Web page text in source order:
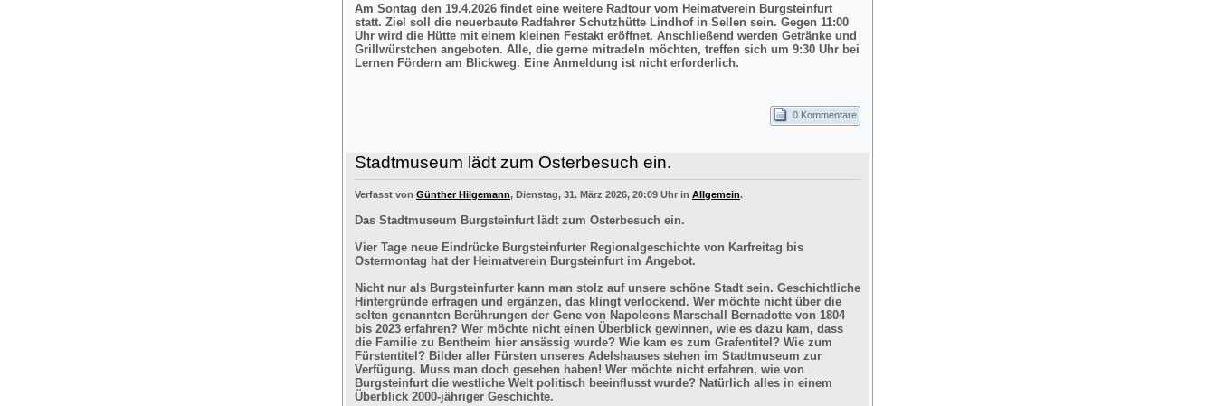
Am Sontag den 19.4.2026 findet eine weitere Radtour vom Heimatverein Burgsteinfurt
statt. Ziel soll die neuerbaute Radfahrer Schutzhütte Lindhof in Sellen sein. Gegen 11:00
Uhr wird die Hütte mit einem kleinen Festakt eröffnet. Anschließend werden Getränke und
Grillwürstchen angeboten. Alle, die gerne mitradeln möchten, treffen sich um 9:30 Uhr bei
Lernen Fördern am Blickweg. Eine Anmeldung ist nicht erforderlich.
0 Kommentare
Stadtmuseum lädt zum Osterbesuch ein.
Verfasst von Günther Hilgemann, Dienstag, 31. März 2026, 20:09 Uhr in Allgemein.
Das Stadtmuseum Burgsteinfurt lädt zum Osterbesuch ein.
Vier Tage neue Eindrücke Burgsteinfurter Regionalgeschichte von Karfreitag bis
Ostermontag hat der Heimatverein Burgsteinfurt im Angebot.
Nicht nur als Burgsteinfurter kann man stolz auf unsere schöne Stadt sein. Geschichtliche
Hintergründe erfragen und ergänzen, das klingt verlockend. Wer möchte nicht über die
selten genannten Berührungen der Gene von Napoleons Marschall Bernadotte von 1804
bis 2023 erfahren? Wer möchte nicht einen Überblick gewinnen, wie es dazu kam, dass
die Familie zu Bentheim hier ansässig wurde? Wie kam es zum Grafentitel? Wie zum
Fürstentitel? Bilder aller Fürsten unseres Adelshauses stehen im Stadtmuseum zur
Verfügung. Muss man doch gesehen haben! Wer möchte nicht erfahren, wie von
Burgsteinfurt die westliche Welt politisch beeinflusst wurde? Natürlich alles in einem
Überblick 2000-jähriger Geschichte.